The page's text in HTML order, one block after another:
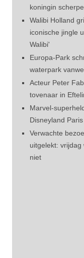
koningin
Walibi Holland
iconische jingle
Walibi'
Europa-Park
waterpark
Acteur Peter
tovenaar in
Marvel-
Disneyland
Verwachte
uitgelekt:
niet